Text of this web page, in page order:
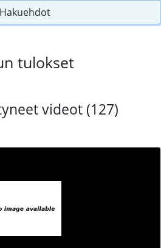
Hakuehdot
tulokset
videot (127)